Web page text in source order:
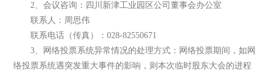
2、会议咨询：四川新津工业园区公司董事会办公室
联系人：周思伟
联系电话（传真）：028-82550671
3、网络投票系统异常情况的处理方式：网络投票期间，如网
络投票系统遇突发重大事件的影响，则本次临时股东大会的进程